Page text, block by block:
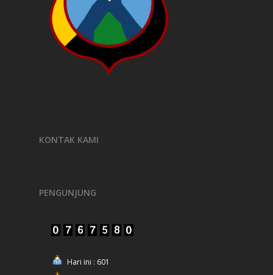
KONTAK KAMI
PENGUNJUNG
Hari ini : 601